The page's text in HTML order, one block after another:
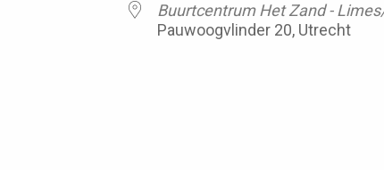
Buurtcentrum Het Zand -
Pauwoogvlinder 20, Utrecht